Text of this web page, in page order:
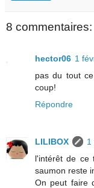
8 commentaires:
hector06 1
pas du tout
coup!
Répondre
LILIBOX
1
l'intérêt de ce
saumon reste
On peut faire